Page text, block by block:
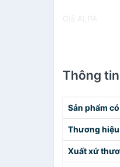
Giá ALPA
Thông
Sản phẩm
Thương hiệu
Xuất xứ